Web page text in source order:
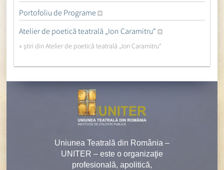
Portofoliu de Programe
Atelier de poetică teatrală „Ion Caramitru“
» ştiri din Atelier de poetică teatrală „Ion Caramitru“
Uniunea Teatrală din România –
UNITER – este o organizaţie
profesională, apolitică,